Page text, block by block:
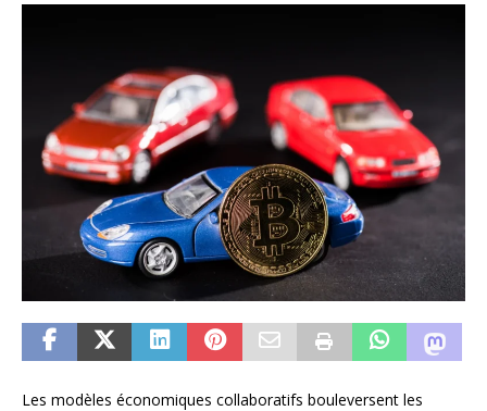
Les modèles économiques collaboratifs bouleversent les